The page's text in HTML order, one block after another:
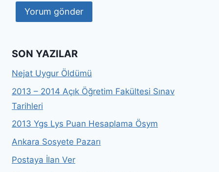
SON YAZILAR
Nejat Uygur Öldümü
2013 – 2014 Açık Öğretim Fakültesi Sınav
Tarihleri
2013 Ygs Lys Puan Hesaplama Ösym
Ankara Sosyete Pazarı
Postaya İlan Ver